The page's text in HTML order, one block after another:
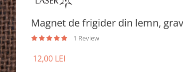
Magnet de frigider din lemn,
1 Review
12,00 LEI